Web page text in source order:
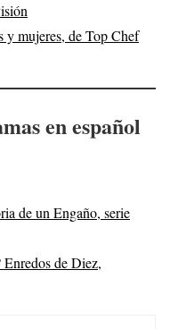
y mujeres, de Top Chef
en español
de un Engaño, serie
Enredos de Diez,